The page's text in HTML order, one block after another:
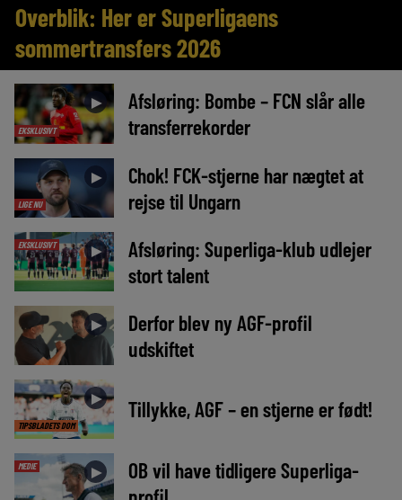
Overblik: Her er Superligaens
sommertransfers 2026
EKSKLUSIVT
►
Afsløring: Bombe – FCN slår alle
transferrekorder
LIGE NU
►
Chok! FCK-stjerne har nægtet at
rejse til Ungarn
EKSKLUSIVT ►
Afsløring: Superliga-klub udlejer
stort talent
►
Derfor blev ny AGF-profil
udskiftet
TIPSBLADETS DOM
► Tillykke, AGF – en stjerne er født!
MEDIE ►
OB vil have tidligere Superliga-